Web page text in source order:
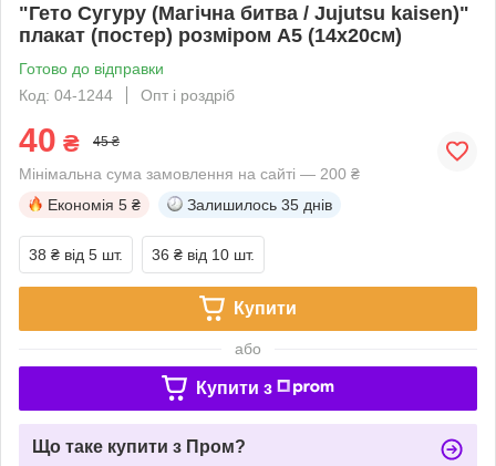
"Гето Сугуру (Магічна битва / Jujutsu kaisen)"
плакат (постер) розміром А5 (14х20см)
Готово до відправки
Код: 04-1244
Опт і роздріб
40 ₴ 45 ₴
Мінімальна сума замовлення на сайті — 200 ₴
Економія 5 ₴ Залишилось 35 днів
38 ₴ від 5 шт. 36 ₴ від 10 шт.
Купити
або
Купити з
Що таке купити з Пром?